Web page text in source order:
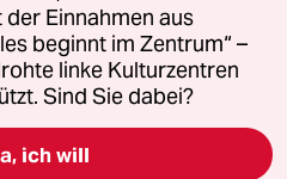
Kommune-Richtlinien
Impressum AGB
widerrufen (Ads)
Einnahmen aus
beginnt im Zentrum“ –
linke Kulturzentren
Sind Sie dabei?
ich will